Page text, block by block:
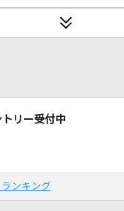
リー受付中
ンキング